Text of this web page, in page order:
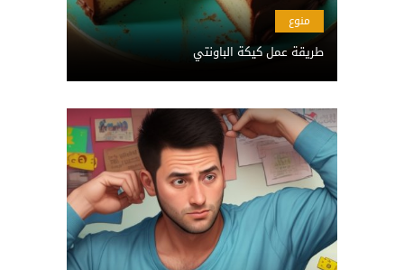
منوع
طريقة عمل كيكة الباونتي